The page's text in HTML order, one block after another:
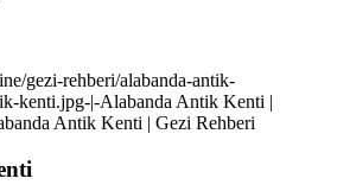
gezi-rehberi/alabanda-antik-
kenti.jpg-|-Alabanda Antik Kenti |
Antik Kenti | Gezi Rehberi